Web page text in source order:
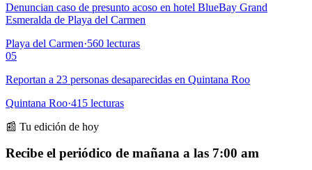
Denuncian caso de presunto acoso en hotel BlueBay Grand
Esmeralda de Playa del Carmen
Playa del Carmen·560 lecturas
05
Reportan a 23 personas desaparecidas en Quintana Roo
Quintana Roo·415 lecturas
📰 Tu edición de hoy
Recibe el periódico de mañana a las 7:00 am